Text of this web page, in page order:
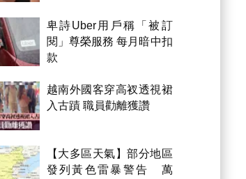
卑詩Uber用戶稱「被訂
閱」尊榮服務 每月暗中扣
款
越南外國客穿高衩透視裙
入古蹟 職員勸離獲讚
【大多區天氣】部分地區
發列黃色雷暴警告 萬